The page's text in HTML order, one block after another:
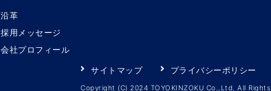
沿革
採用メッセージ
会社プロフィール
サイトマップ
プライバシーポリシー
Copyright (C) 2024 TOYOKINZOKU Co.,Ltd. All Rights